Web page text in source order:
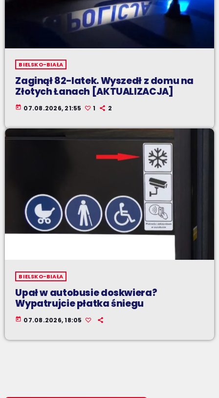
BIELSKO-BIAŁA
Zaginął 82-latek. Wyszedł z domu na
Złotych Łanach [AKTUALIZACJA]
today 07.08.2026, 21:55 1 2
BIELSKO-BIAŁA
Upał w autobusie doskwiera?
Wypatrujcie płatka śniegu
today 07.08.2026, 18:05